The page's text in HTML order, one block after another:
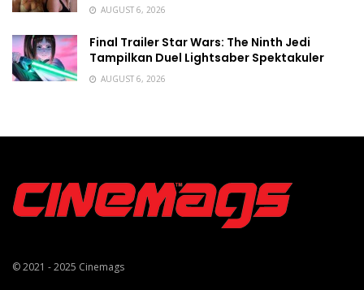
AUGUST 6, 2026
Final Trailer Star Wars: The Ninth Jedi
Tampilkan Duel Lightsaber Spektakuler
AUGUST 6, 2026
© 2021 - 2025 Cinemags